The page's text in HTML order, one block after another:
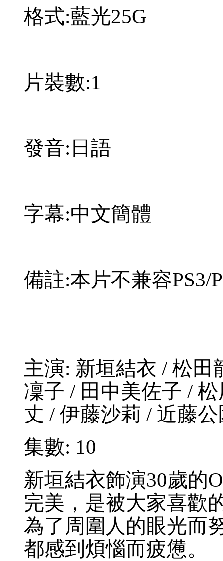
格式:藍光25G
片裝數:1
發音:日語
字幕:中文簡體
備註:本片不兼容PS3/
主演: 新垣結衣 / 松田
凜子 / 田中美佐子 /
丈 / 伊藤沙莉 / 近藤
集數: 10
新垣結衣飾演30歲的
完美，是被大家喜歡
為了周圍人的眼光而
都感到煩惱而疲